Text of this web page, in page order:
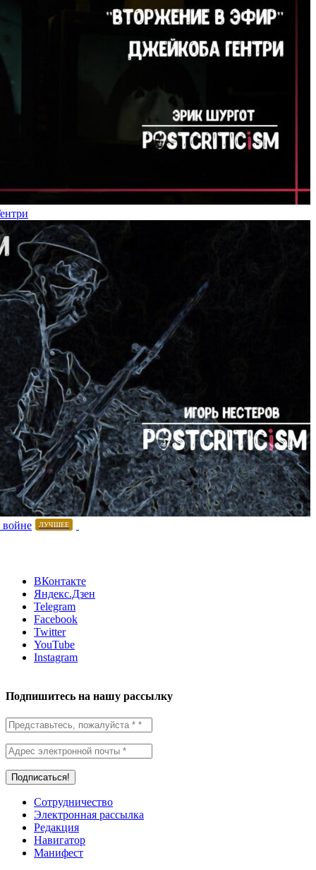
ЛУЧШЕЕ
ВКонтакте
Яндекс.Дзен
Telegram
Facebook
Twitter
YouTube
Instagram
Подпишитесь на нашу рассылку
Сотрудничество
Электронная рассылка
Редакция
Навигатор
Манифест